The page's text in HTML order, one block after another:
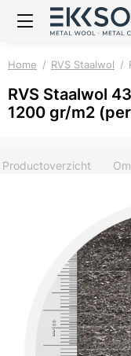
Home RVS Staalwol
RVS Staalwol
1200 gr/m2
Productoverzicht